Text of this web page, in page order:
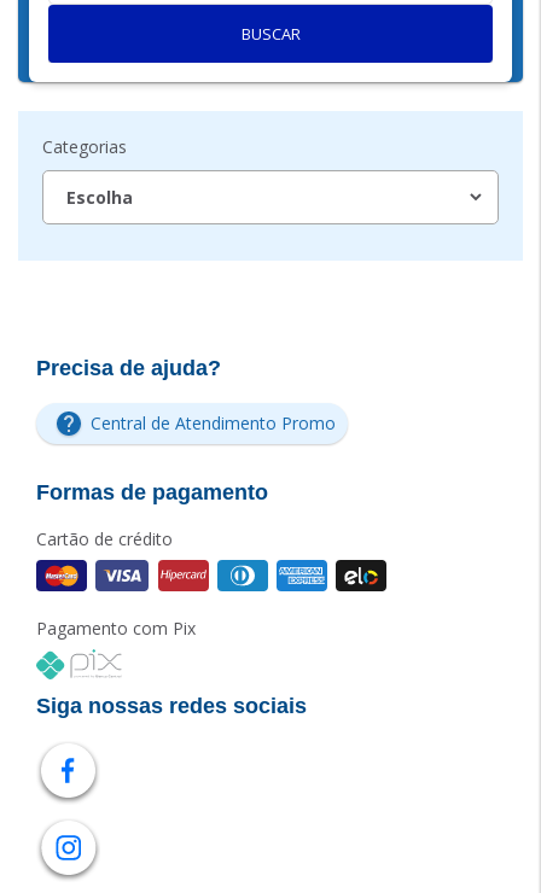
BUSCAR
Categorias
Precisa de ajuda?
Central de Atendimento Promo
Formas de pagamento
Cartão de crédito
Pagamento com Pix
Siga nossas redes sociais